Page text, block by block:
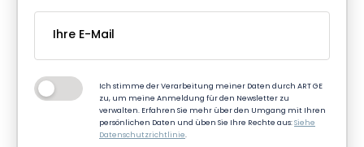
Ich stimme der Verarbeitung meiner Daten durch ART GE
zu, um meine Anmeldung für den Newsletter zu
verwalten. Erfahren Sie mehr über den Umgang mit Ihren
persönlichen Daten und üben Sie Ihre Rechte aus:Siehe
Datenschutzrichtlinie.